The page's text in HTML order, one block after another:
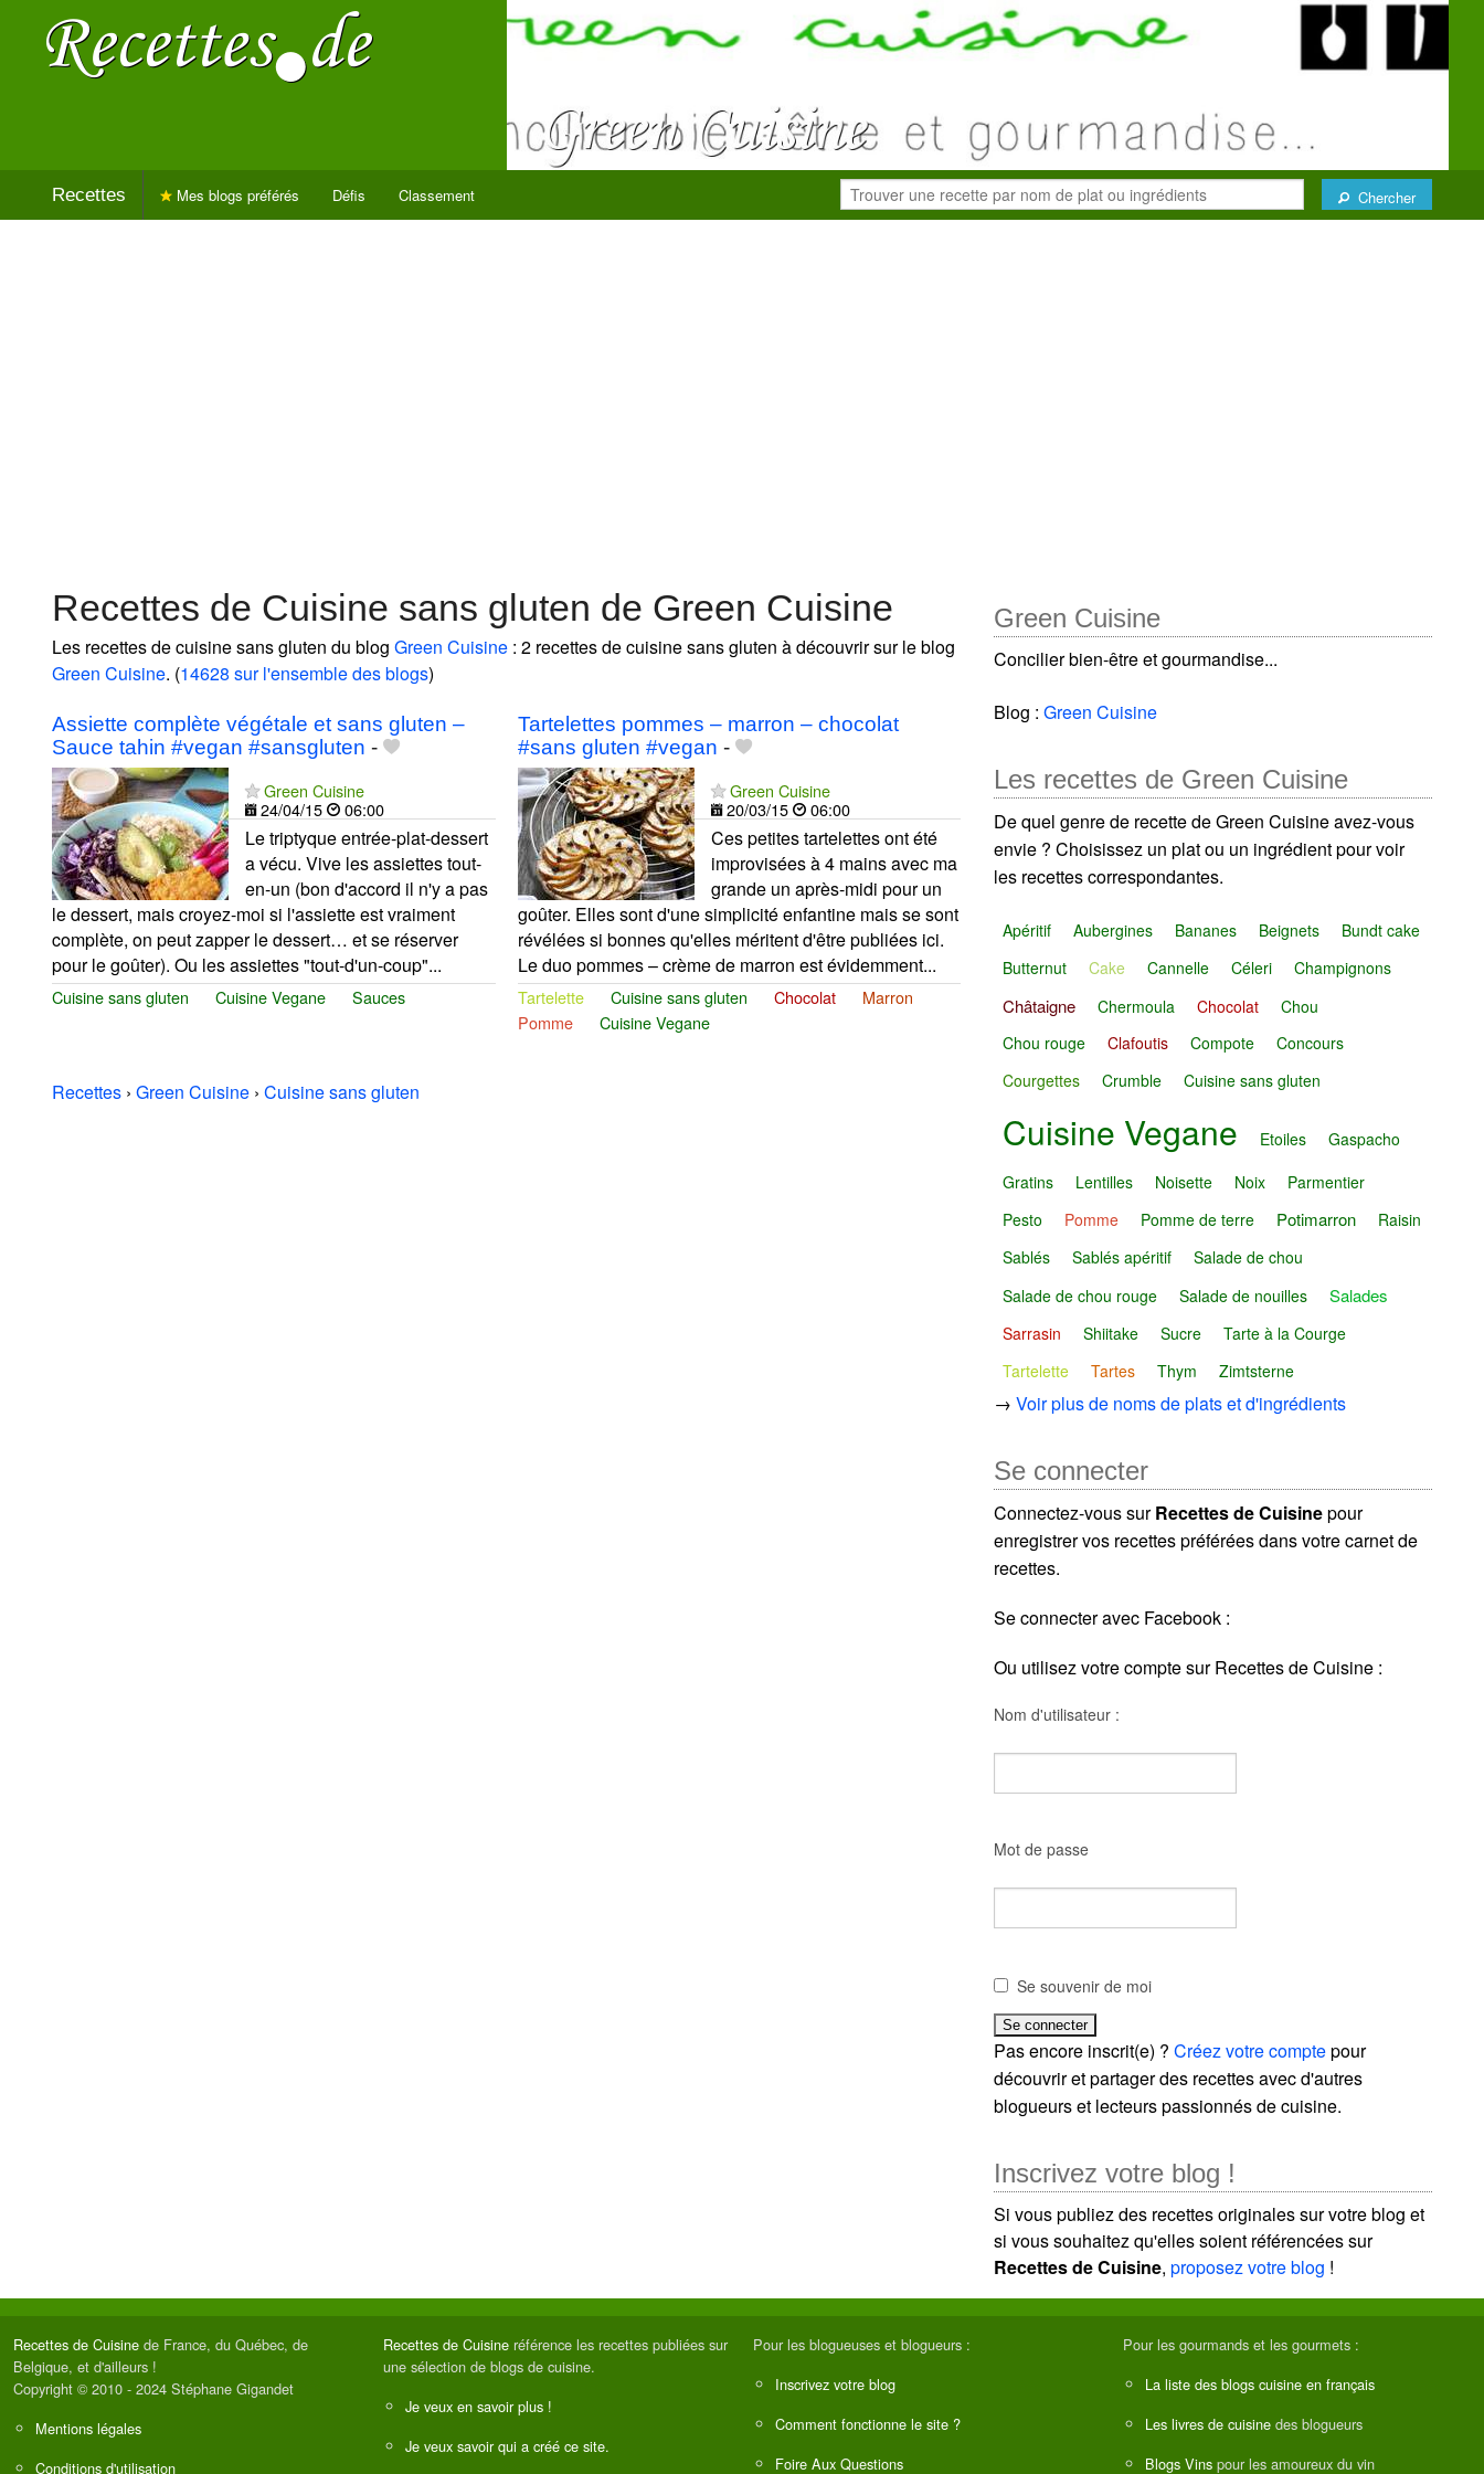
Recettes Chercher
Mes blogs préférés Défis Classement
Recettes de Cuisine sans gluten de Green Cuisine
Les recettes de cuisine sans gluten du blog Green Cuisine : 2 recettes de cuisine sans gluten à découvrir sur le blog
Green Cuisine. (14628 sur l'ensemble des blogs)
Assiette complète végétale et sans gluten –
Sauce tahin #vegan #sansgluten -
Green Cuisine
24/04/15
06:00
Le triptyque entrée-plat-dessert
a vécu. Vive les assiettes tout-
en-un (bon d'accord il n'y a pas
le dessert, mais croyez-moi si l'assiette est vraiment
complète, on peut zapper le dessert… et se réserver
pour le goûter). Ou les assiettes "tout-d'un-coup"...
Cuisine sans gluten Cuisine Vegane Sauces
Tartelettes pommes – marron – chocolat
#sans gluten #vegan -
Green Cuisine
20/03/15
06:00
Ces petites tartelettes ont été
improvisées à 4 mains avec ma
grande un après-midi pour un
goûter. Elles sont d'une simplicité enfantine mais se sont
révélées si bonnes qu'elles méritent d'être publiées ici.
Le duo pommes – crème de marron est évidemment...
Tartelette Cuisine sans gluten Chocolat
Marron
Pomme
Cuisine Vegane
Recettes › Green Cuisine › Cuisine sans gluten
Green Cuisine
Concilier bien-être et gourmandise...
Blog :Green Cuisine
Les recettes de Green Cuisine
De quel genre de recette de Green Cuisine avez-vous
envie ? Choisissez un plat ou un ingrédient pour voir
les recettes correspondantes.
Apéritif Aubergines Bananes Beignets
Bundt cake
Butternut
Cake Cannelle Céleri Champignons
Châtaigne Chermoula Chocolat
Chou
Chou rouge
Clafoutis Compote
Concours
Courgettes
Crumble Cuisine sans gluten
Cuisine Vegane Etoiles
Gaspacho
Gratins
Lentilles Noisette Noix
Parmentier
Pesto
Pomme Pomme de terre Potimarron
Raisin
Sablés
Sablés apéritif
Salade de chou
Salade de chou rouge
Salade de nouilles Salades
Sarrasin Shiitake Sucre
Tarte à la Courge
Tartelette
Tartes Thym Zimtsterne
→Voir plus de noms de plats et d'ingrédients
Se connecter
Connectez-vous surRecettes de Cuisinepour
enregistrer vos recettes préférées dans votre carnet de
recettes.
Se connecter avec Facebook :
Ou utilisez votre compte sur Recettes de Cuisine :
Nom d'utilisateur :
Mot de passe
Se souvenir de moi
Pas encore inscrit(e) ?Créez votre comptepour
découvrir et partager des recettes avec d'autres
blogueurs et lecteurs passionnés de cuisine.
Inscrivez votre blog !
Si vous publiez des recettes originales sur votre blog et
si vous souhaitez qu'elles soient référencées sur
Recettes de Cuisine,proposez votre blog !
Recettes de Cuisine de France, du Québec, de
Belgique, et d'ailleurs !
Copyright © 2010 - 2024 Stéphane Gigandet
Mentions légales
Conditions d'utilisation
Recettes de Cuisine référence les recettes publiées sur
une sélection de blogs de cuisine.
Je veux en savoir plus !
Je veux savoir qui a créé ce site.
Pour les blogueuses et blogueurs :
Inscrivez votre blog
Comment fonctionne le site ?
Foire Aux Questions
Pour les gourmands et les gourmets :
La liste des blogs cuisine en français
Les livres de cuisine des blogueurs
Blogs Vins pour les amoureux du vin